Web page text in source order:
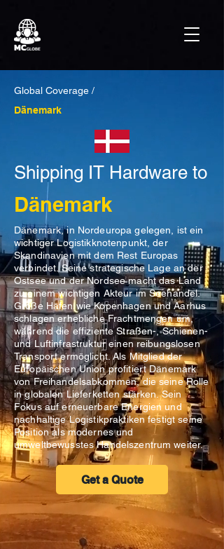
Global Coverage /
Dänemark
Shipping IT Hardware to
Dänemark
Dänemark, in Nordeuropa gelegen, ist ein
wichtiger Logistikknotenpunkt, der
Skandinavien mit dem Rest Europas
verbindet. Seine strategische Lage an der
Ostsee und der Nordsee macht das Land
zu einem wichtigen Akteur im Seehandel.
Große Häfen wie Kopenhagen und Aarhus
schlagen erhebliche Frachtmengen um,
während die effiziente Straßen-, Schienen-
und Luftinfrastruktur einen reibungslosen
Transport ermöglicht. Als Mitglied der
Europäischen Union profitiert Dänemark
von Freihandelsabkommen, die seine Rolle
in globalen Lieferketten stärken. Sein
Fokus auf erneuerbare Energien und
nachhaltige Logistikpraktiken festigt seine
Position als modernes und
umweltbewusstes Handelszentrum weiter.
Get a Quote